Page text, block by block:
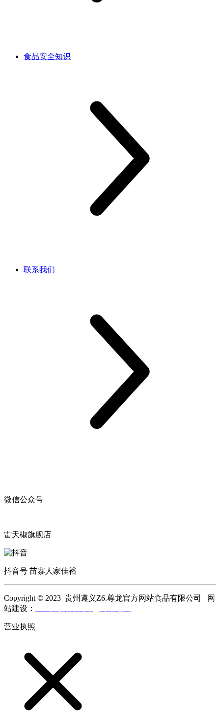
食品安全知识
联系我们
微信公众号
雷天椒旗舰店
抖音号 苗寨人家佳裕
Copyright © 2023 贵州遵义Z6.尊龙官方网站食品有限公司 网
站建设：
营业执照